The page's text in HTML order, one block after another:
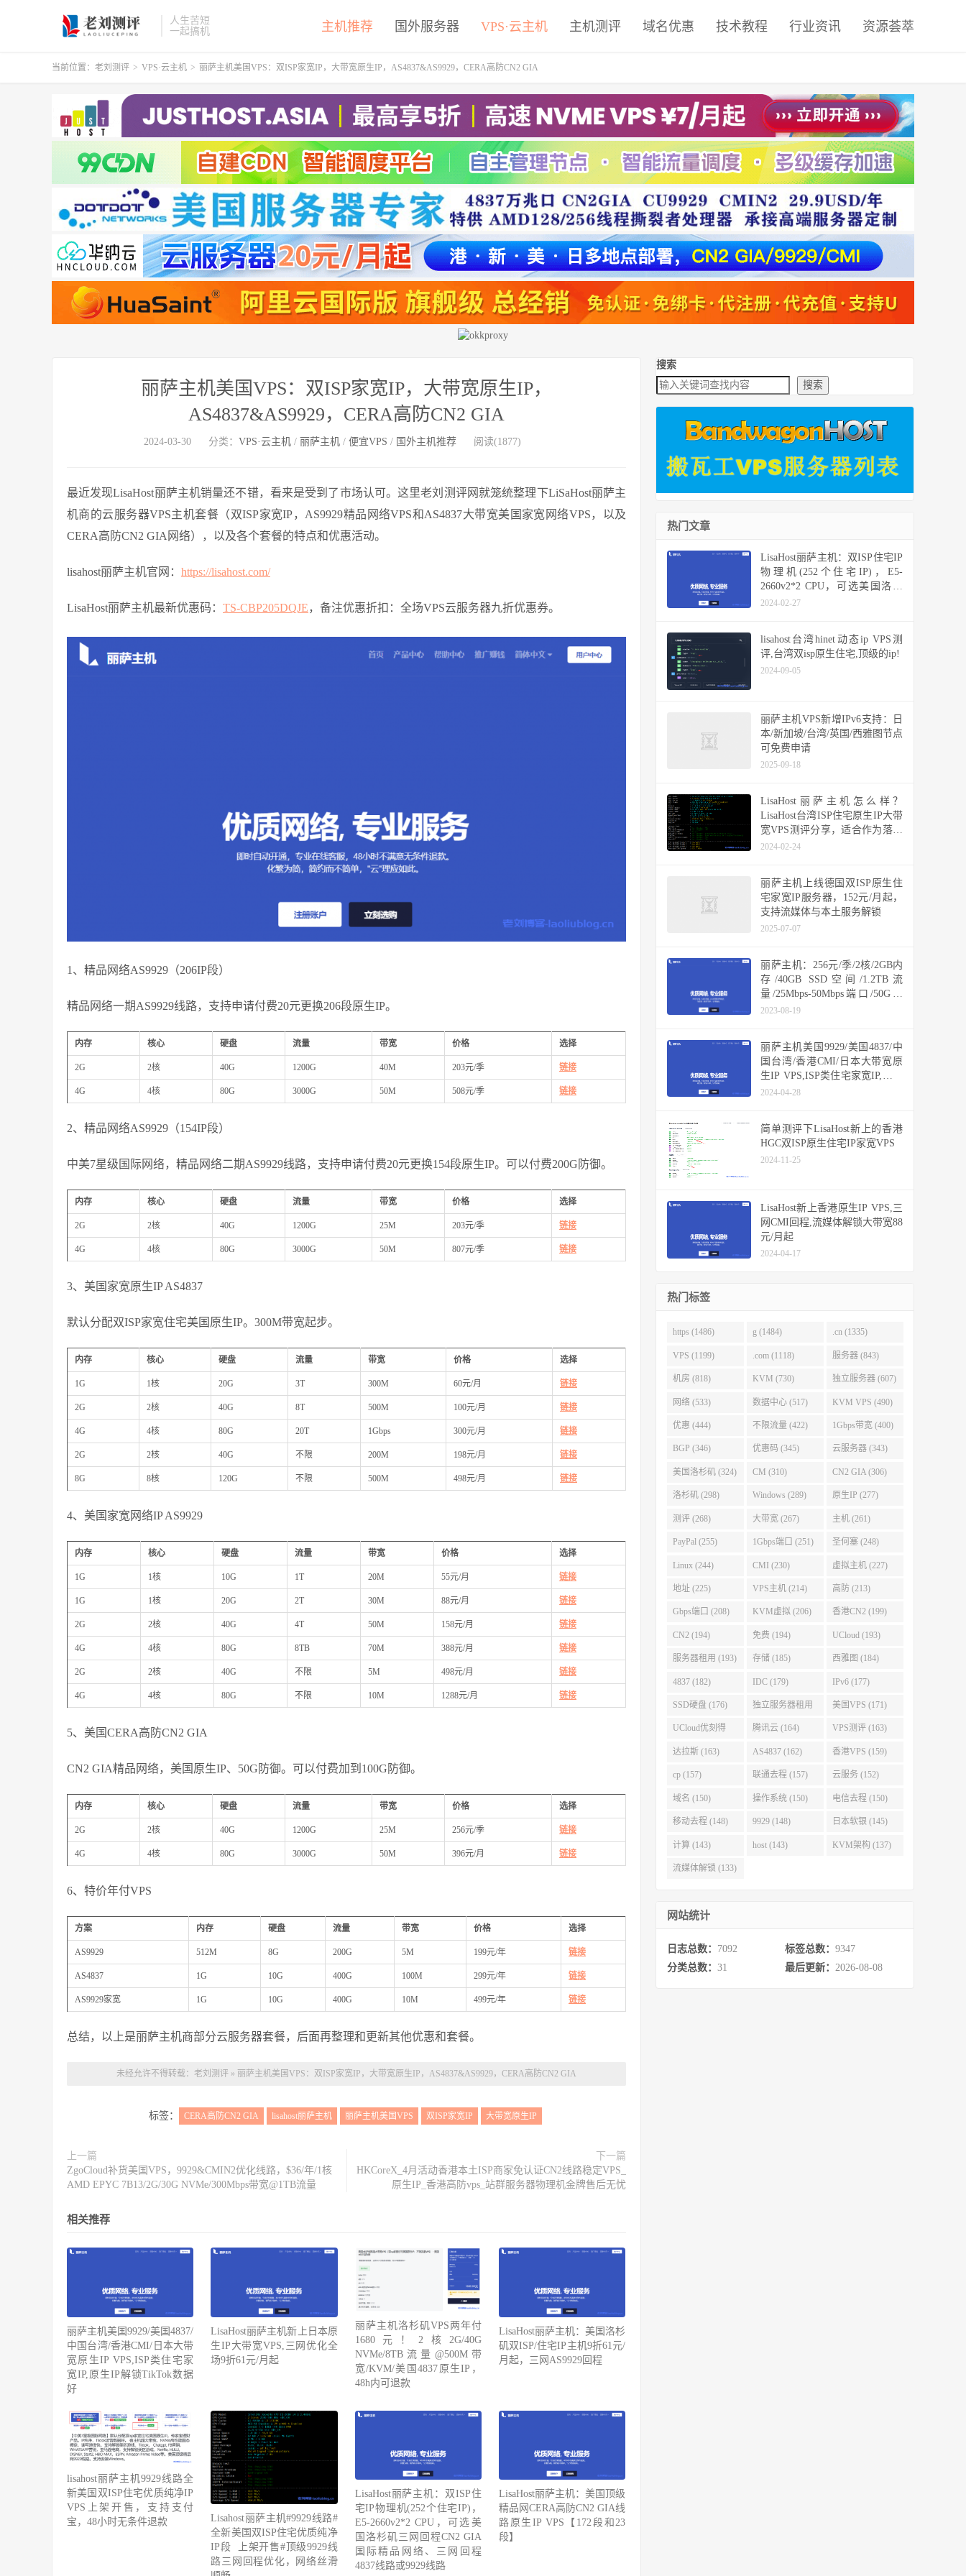
人生苦短
一起搞机
主机推荐 国外服务器 VPS·云主机 主机测评 域名优惠 技术教程 行业资讯 资源荟萃
当前位置： 老刘测评 > VPS·云主机 > 丽萨主机美国VPS：双ISP家宽IP，大带宽原生IP，AS4837&AS9929，CERA高防CN2 GIA
丽萨主机美国VPS：双ISP家宽IP，大带宽原生IP，
AS4837&AS9929，CERA高防CN2 GIA
2024-03-30 分类： VPS·云主机/ 丽萨主机/ 便宜VPS / 国外主机推荐 阅读(1877)
最近发现LisaHost丽萨主机销量还不错，看来是受到了市场认可。这里老刘测评网就笼统整理下LiSaHost丽萨主
机商的云服务器VPS主机套餐（双ISP家宽IP，AS9929精品网络VPS和AS4837大带宽美国家宽网络VPS，以及
CERA高防CN2 GIA网络），以及各个套餐的特点和优惠活动。
lisahost丽萨主机官网： https://lisahost.com/
LisaHost丽萨主机最新优惠码： TS-CBP205DQJE，备注优惠折扣：全场VPS云服务器九折优惠券。
1、精品网络AS9929（206IP段）
精品网络一期AS9929线路，支持申请付费20元更换206段原生IP。
内存 核心 硬盘 流量 带宽 价格 选择
2G 2核 40G 1200G 40M 203元/季 链接
4G 4核 80G 3000G 50M 508元/季 链接
2、精品网络AS9929（154IP段）
中美7星级国际网络，精品网络二期AS9929线路，支持申请付费20元更换154段原生IP。可以付费200G防御。
内存 核心 硬盘 流量 带宽 价格 选择
2G 2核 40G 1200G 25M 203元/季 链接
4G 4核 80G 3000G 50M 807元/季 链接
3、美国家宽原生IP AS4837
默认分配双ISP家宽住宅美国原生IP。300M带宽起步。
内存 核心 硬盘 流量 带宽 价格 选择
1G 1核 20G 3T 300M 60元/月 链接
2G 2核 40G 8T 500M 100元/月 链接
4G 4核 80G 20T 1Gbps 300元/月 链接
2G 2核 40G 不限 200M 198元/月 链接
8G 8核 120G 不限 500M 498元/月 链接
4、美国家宽网络IP AS9929
内存 核心 硬盘 流量 带宽 价格 选择
1G 1核 10G 1T 20M 55元/月 链接
1G 1核 20G 2T 30M 88元/月 链接
2G 2核 40G 4T 50M 158元/月 链接
4G 4核 80G 8TB 70M 388元/月 链接
2G 2核 40G 不限 5M 498元/月 链接
4G 4核 80G 不限 10M 1288元/月 链接
5、美国CERA高防CN2 GIA
CN2 GIA精品网络，美国原生IP、50G防御。可以付费加到100G防御。
内存 核心 硬盘 流量 带宽 价格 选择
2G 2核 40G 1200G 25M 256元/季 链接
4G 4核 80G 3000G 50M 396元/月 链接
6、特价年付VPS
方案 内存 硬盘 流量 带宽 价格 选择
AS9929 512M 8G 200G 5M 199元/年 链接
AS4837 1G 10G 400G 100M 299元/年 链接
AS9929家宽 1G 10G 400G 10M 499元/年 链接
总结，以上是丽萨主机商部分云服务器套餐，后面再整理和更新其他优惠和套餐。
未经允许不得转载： 老刘测评 » 丽萨主机美国VPS：双ISP家宽IP，大带宽原生IP，AS4837&AS9929，CERA高防CN2 GIA
标签： CERA高防CN2 GIA lisahost丽萨主机 丽萨主机美国VPS 双ISP家宽IP 大带宽原生IP
上一篇
ZgoCloud补货美国VPS，9929&CMIN2优化线路，$36/年/1核
AMD EPYC 7B13/2G/30G NVMe/300Mbps带宽@1TB流量
下一篇
HKCoreX_4月活动香港本土ISP商家免认证CN2线路稳定VPS_
原生IP_香港高防vps_站群服务器物理机金牌售后无忧
相关推荐
丽萨主机美国9929/美国4837/
中国台湾/香港CMI/日本大带
宽原生IP VPS,ISP类住宅家
宽IP,原生IP解锁TikTok数据
好
LisaHost丽萨主机新上日本原
生IP大带宽VPS,三网优化全
场9折61元/月起
丽萨主机洛杉矶VPS两年付
1680元！2核2G/40G
NVMe/8TB流量@500M带
宽/KVM/美国4837原生IP，
48h内可退款
LisaHost丽萨主机：美国洛杉
矶双ISP/住宅IP主机9折61元/
月起，三网AS9929回程
lisahost丽萨主机9929线路全
新美国双ISP住宅优质纯净IP
VPS上架开售，支持支付
宝，48小时无条件退款
Lisahost丽萨主机#9929线路#
全新美国双ISP住宅优质纯净
IP段 上架开售#顶级9929线
路三网回程优化，网络丝滑
LisaHost丽萨主机：双ISP住
宅IP物理机(252个住宅IP)，
E5-2660v2*2 CPU，可选美
国洛杉矶三网回程CN2 GIA
国际精品网络、三网回程
4837线路或9929线路
LisaHost丽萨主机：美国顶级
精品网CERA高防CN2 GIA线
路原生IP VPS【172段和23
段】
搜索
搜索
热门文章
LisaHost丽萨主机：双ISP住宅IP
物理机(252个住宅IP)，E5-
2660v2*2 CPU，可选美国洛杉
矶三网回程CN2 GIA国际精品网
2024-02-27
lisahost台湾hinet动态ip VPS测
评,台湾双isp原生住宅,顶级的ip!
2024-09-05
丽萨主机VPS新增IPv6支持：日
本/新加坡/台湾/英国/西雅图节点
可免费申请
2025-09-18
LisaHost丽萨主机怎么样？
LisaHost台湾ISP住宅原生IP大带
宽VPS测评分享，适合作为落地
机用香港或日本机器中转使用
2024-02-24
丽萨主机上线德国双ISP原生住
宅家宽IP服务器，152元/月起，
支持流媒体与本土服务解锁
2025-07-07
丽萨主机：256元/季/2核/2GB内
存/40GB SSD空间/1.2TB流
量/25Mbps-50Mbps端口/50G防
御/KVM/洛杉矶CERA CN2 GIA
2023-08-19
丽萨主机美国9929/美国4837/中
国台湾/香港CMI/日本大带宽原
生IP VPS,ISP类住宅家宽IP,原生
IP解锁TikTok数据好
2024-04-28
简单测评下LisaHost新上的香港
HGC双ISP原生住宅IP家宽VPS
2024-11-25
LisaHost新上香港原生IP VPS,三
网CMI回程,流媒体解锁大带宽88
元/月起
2024-04-17
热门标签
https (1486) g (1484) .cn (1335)
VPS (1199) .com (1118) 服务器 (843)
机房 (818) KVM (730) 独立服务器 (607)
网络 (533) 数据中心 (517) KVM VPS (490)
优惠 (444) 不限流量 (422) 1Gbps带宽 (400)
BGP (346) 优惠码 (345) 云服务器 (343)
美国洛杉矶 (324) CM (310) CN2 GIA (306)
洛杉矶 (298) Windows (289) 原生IP (277)
测评 (268) 大带宽 (267) 主机 (261)
PayPal (255) 1Gbps端口 (251) 圣何塞 (248)
Linux (244) CMI (230) 虚拟主机 (227)
地址 (225) VPS主机 (214) 高防 (213)
Gbps端口 (208) KVM虚拟 (206) 香港CN2 (199)
CN2 (194) 免费 (194) UCloud (193)
服务器租用 (193) 存储 (185) 西雅图 (184)
4837 (182) IDC (179) IPv6 (177)
SSD硬盘 (176) 独立服务器租用
(175)
美国VPS (171)
UCloud优刻得
(168)
腾讯云 (164) VPS测评 (163)
达拉斯 (163) AS4837 (162) 香港VPS (159)
cp (157) 联通去程 (157) 云服务 (152)
域名 (150) 操作系统 (150) 电信去程 (150)
移动去程 (148) 9929 (148) 日本软银 (145)
计算 (143) host (143) KVM架构 (137)
流媒体解锁 (133)
网站统计
日志总数： 7092 标签总数： 9347
分类总数： 31 最后更新： 2026-08-08